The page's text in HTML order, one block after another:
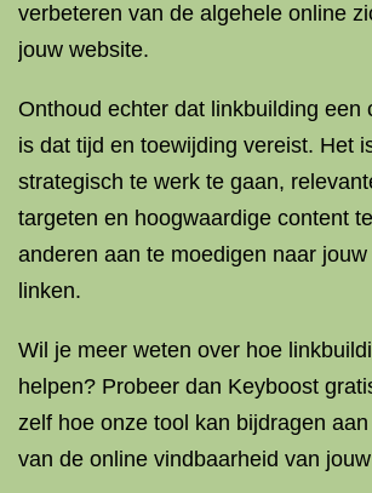
verbeteren van de algehele online
jouw website.
Onthoud echter dat linkbuilding een
is dat tijd en toewijding vereist. Het
strategisch te werk te gaan,
targeten en hoogwaardige content
anderen aan te moedigen naar
linken.
Wil je meer weten over hoe
helpen? Probeer dan Keyboost
zelf hoe onze tool kan bijdragen
van de online vindbaarheid van